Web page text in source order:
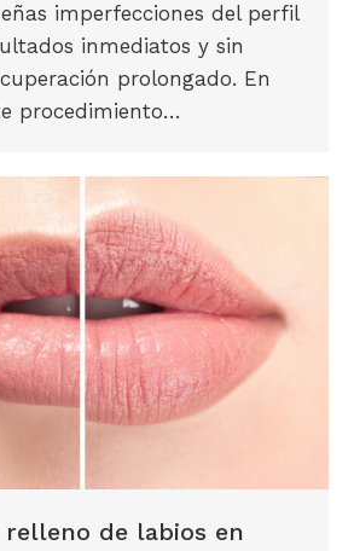
imperfecciones del perfil
inmediatos y sin
prolongado. En
procedimiento…
de labios en